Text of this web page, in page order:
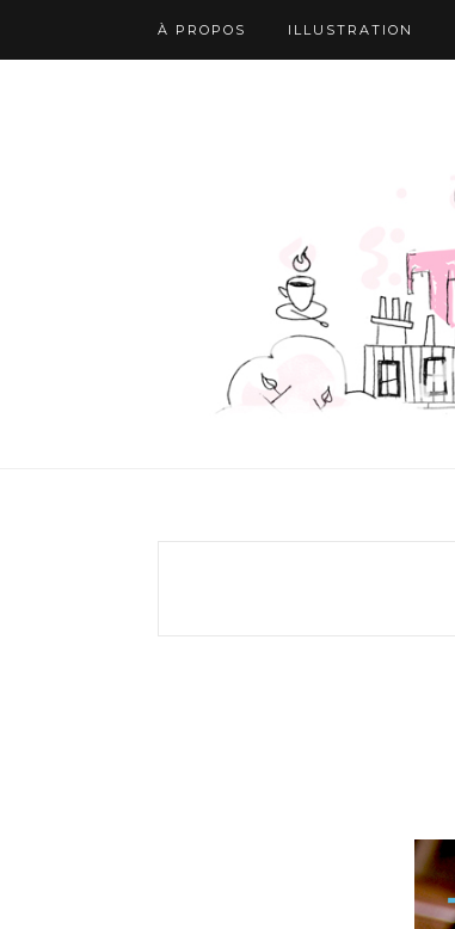
À PROPOS ILLUSTRATION